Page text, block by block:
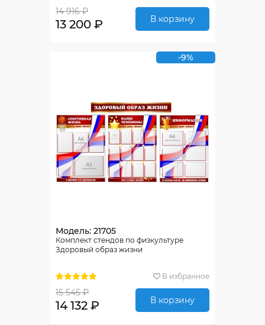
14 916 ₽
13 200 ₽ В корзину
-9%
Модель: 21705
Комплект стендов по физкультуре
Здоровый образ жизни
В избранное
15 545 ₽
14 132 ₽ В корзину